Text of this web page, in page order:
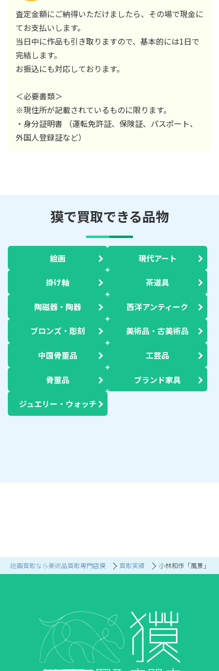
絵画買取なら美術品買取専門店獏 買取実績 小林和作「風景」
査定金額にご納得いただけましたら、その場で現金に
てお支払いします。
当日中に作品も引き取りますので、基本的には1日で
完結します。
お振込にも対応しております。
＜必要書類＞
※現住所が記載されているものに限ります。
・身分証明書 （運転免許証、保険証、パスポート、
外国人登録証など）
獏で買取できる品物
絵画 現代アート
掛け軸 茶道具
陶磁器・陶器 西洋アンティーク
ブロンズ・彫刻 美術品・古美術品
中国骨董品 工芸品
骨董品 ブランド家具
ジュエリー・ウォッチ